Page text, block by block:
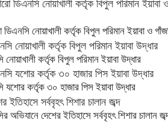
নোয়াখালী কর্তৃক বিপুল পরিমান ইয়াবা ও
নোয়াখালী কর্তৃক বিপুল পরিমান ইয়াবা উদ্ধার
যশোর কর্তৃক ৩০ হাজার পিস ইয়াবা উদ্ধার
অভিযানে দেশের ইতিহাসে সর্ববৃহৎ শিশার চালান